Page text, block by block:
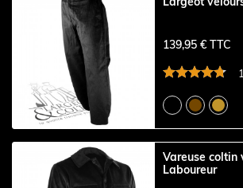
139,95 € TTC
Vareuse coltin
Laboureur